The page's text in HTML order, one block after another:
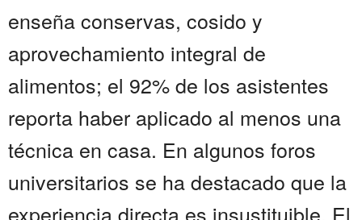
enseña conservas, cosido y
aprovechamiento integral de
alimentos; el 92% de los asistentes
reporta haber aplicado al menos una
técnica en casa. En algunos foros
universitarios se ha destacado que la
experiencia directa es insustituible. El